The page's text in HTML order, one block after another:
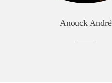
Anouck André